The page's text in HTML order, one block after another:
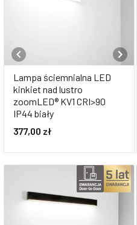
Lampa ściemnialna LED
kinkiet nad lustro
zoomLED® KV1 CRI>90
IP44 biały
377,00 zł